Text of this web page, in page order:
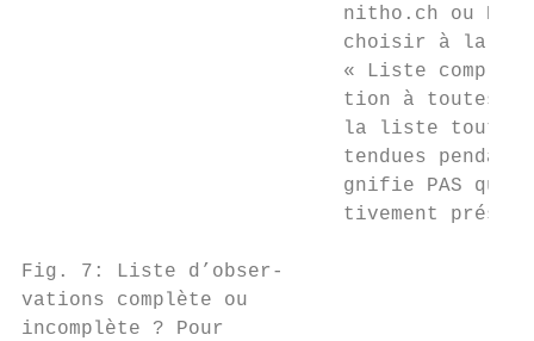
nitho.ch ou
choisir à la
« Liste
tion à toutes
la liste
tendues
gnifie PAS que
tivement
Fig. 7: Liste d’obser-
vations complète ou
incomplète ? Pour